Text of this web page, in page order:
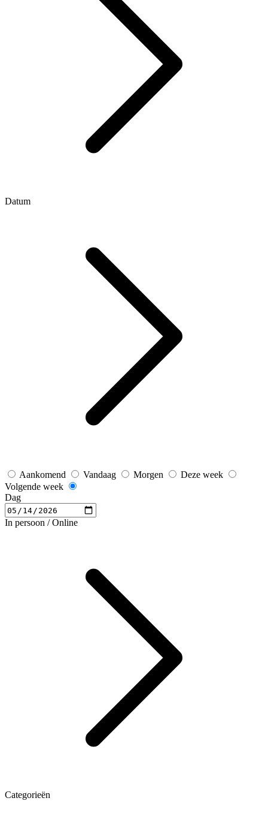
Datum
Aankomend Vandaag Morgen
Deze week
Volgende week
Dag
In persoon / Online
Categorieën